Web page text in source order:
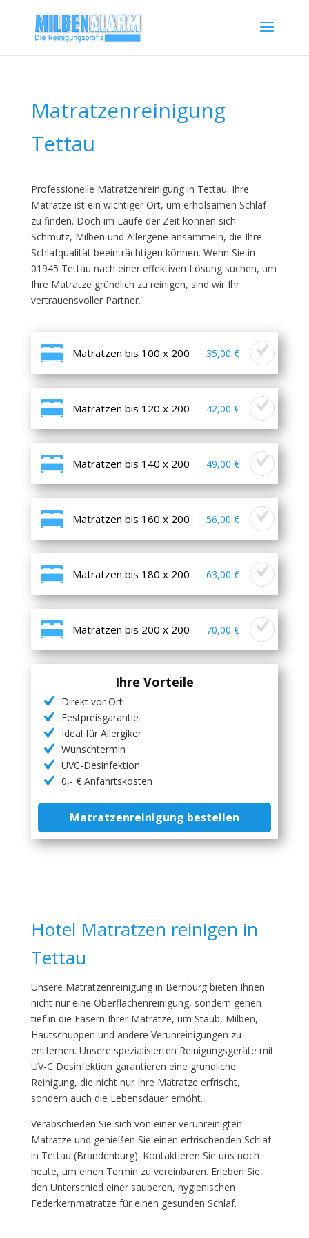
Matratzenreinigung
Tettau
Professionelle Matratzenreinigung in Tettau. Ihre
Matratze ist ein wichtiger Ort, um erholsamen Schlaf
zu finden. Doch im Laufe der Zeit können sich
Schmutz, Milben und Allergene ansammeln, die Ihre
Schlafqualität beeinträchtigen können. Wenn Sie in
01945 Tettau nach einer effektiven Lösung suchen, um
Ihre Matratze gründlich zu reinigen, sind wir Ihr
vertrauensvoller Partner.
Matratzen bis 100 x 200 35,00 €
Matratzen bis 120 x 200 42,00 €
Matratzen bis 140 x 200 49,00 €
Matratzen bis 160 x 200 56,00 €
Matratzen bis 180 x 200 63,00 €
Matratzen bis 200 x 200 70,00 €
Ihre Vorteile
Direkt vor Ort
Festpreisgarantie
Ideal für Allergiker
Wunschtermin
UVC-Desinfektion
0,- € Anfahrtskosten
Matratzenreinigung bestellen
Hotel Matratzen reinigen in
Tettau
Unsere Matratzenreinigung in Bernburg bieten Ihnen
nicht nur eine Oberflächenreinigung, sondern gehen
tief in die Fasern Ihrer Matratze, um Staub, Milben,
Hautschuppen und andere Verunreinigungen zu
entfernen. Unsere spezialisierten Reinigungsgeräte mit
UV-C Desinfektion garantieren eine gründliche
Reinigung, die nicht nur Ihre Matratze erfrischt,
sondern auch die Lebensdauer erhöht.
Verabschieden Sie sich von einer verunreinigten
Matratze und genießen Sie einen erfrischenden Schlaf
in Tettau (Brandenburg). Kontaktieren Sie uns noch
heute, um einen Termin zu vereinbaren. Erleben Sie
den Unterschied einer sauberen, hygienischen
Federkernmatratze für einen gesunden Schlaf.